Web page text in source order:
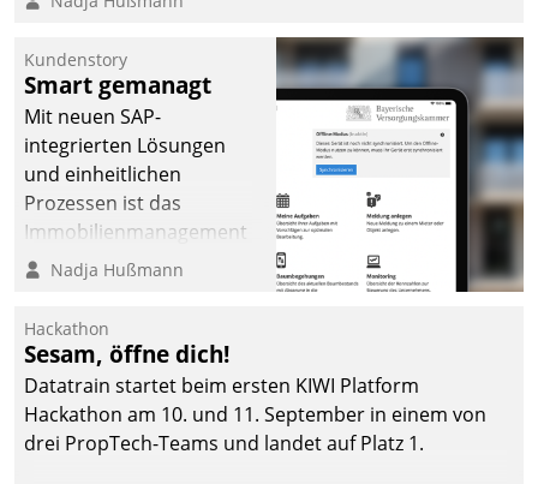
Kundenstory
Smart gemanagt
Mit neuen SAP-
integrierten Lösungen
und einheitlichen
Prozessen ist das
Immobilienmanagement
der Bayerischen
Ressort Kapitalanlage für
künftige Aufgaben und
Herausforderungen
gerüstet.
Nadja Hußmann
Hackathon
Sesam, öffne dich!
Datatrain startet beim ersten KIWI Platform
Hackathon am 10. und 11. September in einem von
drei PropTech-Teams und landet auf Platz 1.